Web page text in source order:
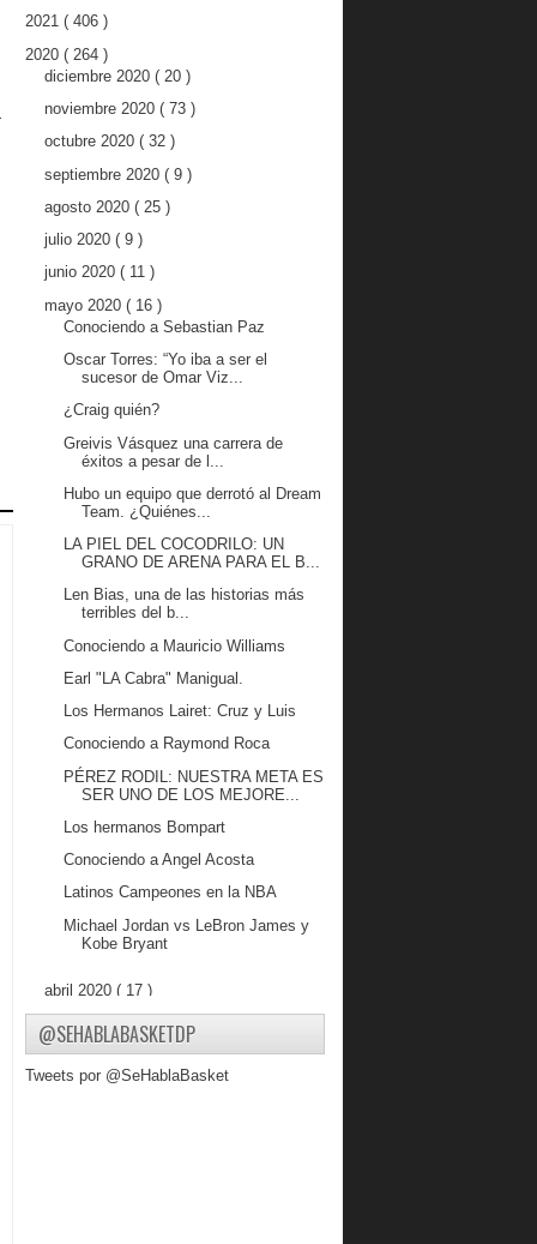
2021 ( 406 )
2020 ( 264 )
diciembre 2020 ( 20 )
noviembre 2020 ( 73 )
octubre 2020 ( 32 )
septiembre 2020 ( 9 )
agosto 2020 ( 25 )
julio 2020 ( 9 )
junio 2020 ( 11 )
mayo 2020 ( 16 )
Conociendo a Sebastian Paz
Oscar Torres: “Yo iba a ser el
sucesor de Omar Viz...
¿Craig quién?
Greivis Vásquez una carrera de
éxitos a pesar de l...
Hubo un equipo que derrotó al Dream
Team. ¿Quiénes...
LA PIEL DEL COCODRILO: UN
GRANO DE ARENA PARA EL B...
Len Bias, una de las historias más
terribles del b...
Conociendo a Mauricio Williams
Earl "LA Cabra" Manigual.
Los Hermanos Lairet: Cruz y Luis
Conociendo a Raymond Roca
PÉREZ RODIL: NUESTRA META ES
SER UNO DE LOS MEJORE...
Los hermanos Bompart
Conociendo a Angel Acosta
Latinos Campeones en la NBA
Michael Jordan vs LeBron James y
Kobe Bryant
abril 2020 ( 17 )
marzo 2020( 21 )
febrero 2020( 31 )
@SEHABLABASKETDP
Tweets por @SeHablaBasket